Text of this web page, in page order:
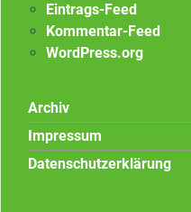
Eintrags-Feed
Kommentar-Feed
WordPress.org
Archiv
Impressum
Datenschutzerklärung